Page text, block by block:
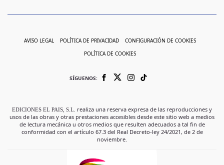
AVISO LEGAL POLÍTICA DE PRIVACIDAD CONFIGURACIÓN DE COOKIES
POLÍTICA DE COOKIES
SÍGUENOS:
EDICIONES EL PAIS, S.L.
realiza una reserva expresa de las reproducciones y
usos de las obras y otras prestaciones accesibles desde este sitio web a medios
de lectura mecánica u otros medios que resulten adecuados a tal fin de
conformidad con el artículo 67.3 del Real Decreto-ley 24/2021, de 2 de
noviembre.